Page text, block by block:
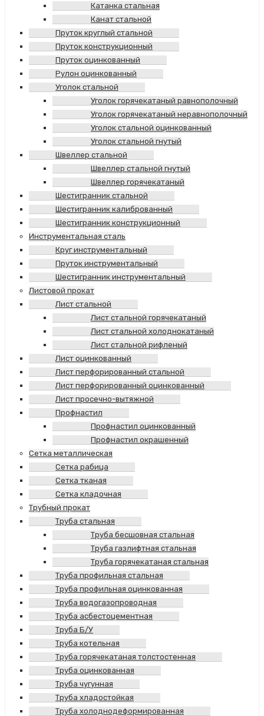
Катанка стальная
Канат стальной
Пруток круглый стальной
Пруток конструкционный
Пруток оцинкованный
Рулон оцинкованный
Уголок стальной
Уголок горячекатаный равнополочный
Уголок горячекатаный неравнополочный
Уголок стальной оцинкованный
Уголок стальной гнутый
Швеллер стальной
Швеллер стальной гнутый
Швеллер горячекатаный
Шестигранник стальной
Шестигранник калиброванный
Шестигранник конструкционный
Инструментальная сталь
Круг инструментальный
Пруток инструментальный
Шестигранник инструментальный
Листовой прокат
Лист стальной
Лист стальной горячекатаный
Лист стальной холоднокатаный
Лист стальной рифленый
Лист оцинкованный
Лист перфорированный стальной
Лист перфорированный оцинкованный
Лист просечно-вытяжной
Профнастил
Профнастил оцинкованный
Профнастил окрашенный
Сетка металлическая
Сетка рабица
Сетка тканая
Сетка кладочная
Трубный прокат
Труба стальная
Труба бесшовная стальная
Труба газлифтная стальная
Труба горячекатаная стальная
Труба профильная стальная
Труба профильная оцинкованная
Труба водогазопроводная
Труба асбестоцементная
Труба Б/У
Труба котельная
Труба горячекатаная толстостенная
Труба оцинкованная
Труба чугунная
Труба хладостойкая
Труба холоднодеформированная